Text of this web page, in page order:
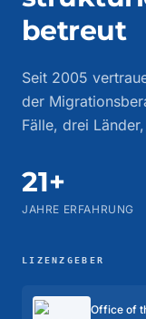
betreut
Seit 2005
der
Fälle, drei
21+
JAHRE ERFAHRUNG
LIZENZGEBER
Office of